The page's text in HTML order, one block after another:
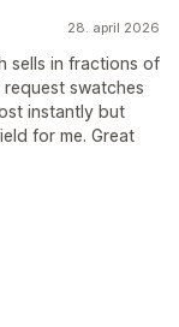
28. april 2026
sells in fractions of
swatches
instantly but
for me. Great